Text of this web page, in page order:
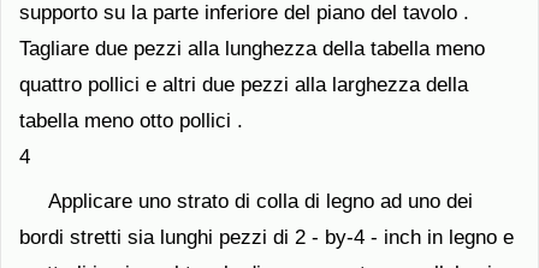
supporto su la parte inferiore del piano del tavolo .
Tagliare due pezzi alla lunghezza della tabella meno
quattro pollici e altri due pezzi alla larghezza della
tabella meno otto pollici .
4
Applicare uno strato di colla di legno ad uno dei
bordi stretti sia lunghi pezzi di 2 - by-4 - inch in legno e